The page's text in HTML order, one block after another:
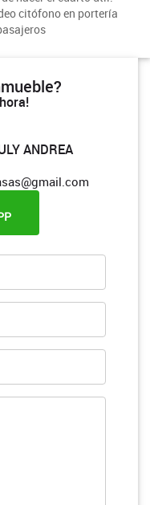
citófono en portería
ANDREA